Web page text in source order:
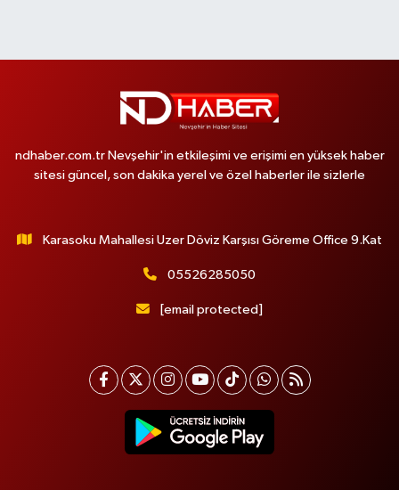
ndhaber.com.tr Nevşehir'in etkileşimi ve erişimi en yüksek haber
sitesi güncel, son dakika yerel ve özel haberler ile sizlerle
Karasoku Mahallesi Uzer Döviz Karşısı Göreme Office 9.Kat
05526285050
[email protected]